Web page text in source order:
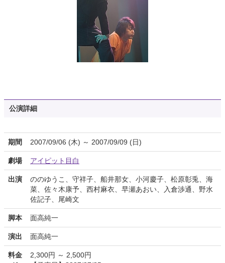
公演詳細
期間 2007/09/06 (木) ～ 2007/09/09 (日)
劇場 アイピット目白
出演
ののゆうこ、守祥子、船井那女、小河慶子、松原彰兎、海
菜、佐々木康予、西村麻衣、早瀬あおい、入倉渉通、野水
佐記子、尾崎文
脚本 面高純一
演出 面高純一
料金
2,300円 ～ 2,500円